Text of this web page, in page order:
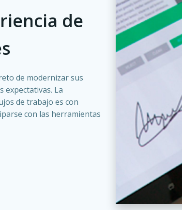
de
de modernizar sus
expectativas. La
de trabajo es con
con las herramientas